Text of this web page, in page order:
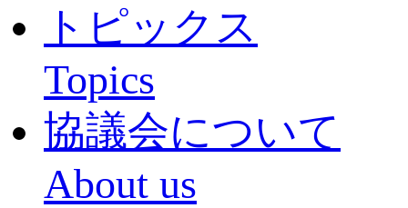
トピックス
Topics
協議会について
About us